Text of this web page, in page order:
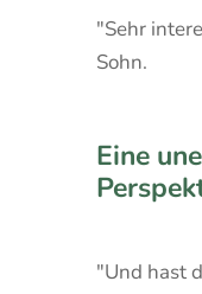
"Sehr
Sohn.
Eine
"Und hast